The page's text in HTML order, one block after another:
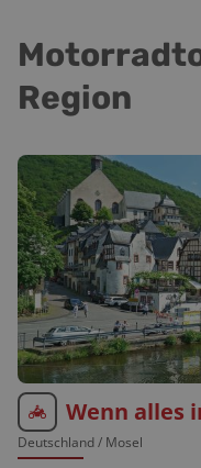
Region
Wenn alles
Deutschland/ Mosel